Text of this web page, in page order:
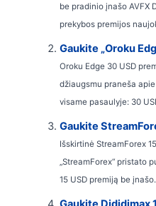
be pradinio įnašo AVFX
prekybos premijos
Gaukite „Oroku
Oroku Edge 30 USD
džiaugsmu praneša
visame pasaulyje: 30
Gaukite
Išskirtinė StreamForex
„StreamForex“ pristato
15 USD premiją be